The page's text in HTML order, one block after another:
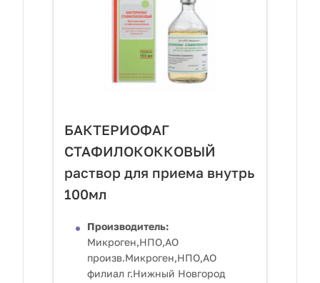
БАКТЕРИОФАГ
СТАФИЛОКОККОВЫЙ
раствор для приема внутрь
100мл
Производитель:
Микроген,НПО,АО
произв.Микроген,НПО,АО
филиал г.Нижный Новгород